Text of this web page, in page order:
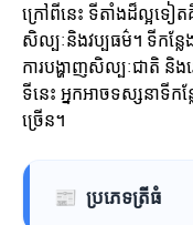
ក្រៅពីនេះ ទីតាំងដ៏ល្អទ
សិល្បៈនិងវប្បធម៌។ ទីកន្លែ
ការបង្ហាញសិល្បៈជាតិ និ
ទីនេះ អ្នកអាចទស្សនាទីកន្
ច្រើន។
📰 ប្រភេទត្រីធំ